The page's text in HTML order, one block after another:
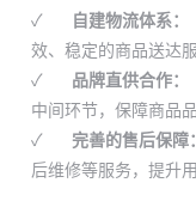
✓ 自建物流体系：
效、稳定的商品送达服
✓
品牌直供合作：
中间环节，保障商品
✓
完善的售后保障：
后维修等服务，提升